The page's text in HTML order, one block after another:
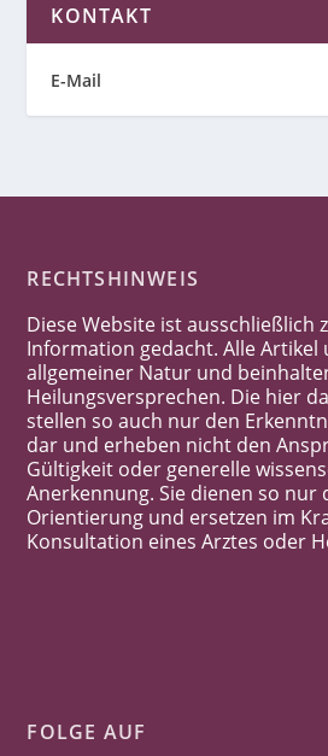
KONTAKT
E-Mail
RECHTSHINWEIS
Diese Website ist ausschließlich
Information gedacht. Alle Artikel
allgemeiner Natur und
Heilungsversprechen. Die hier
stellen so auch nur den
dar und erheben nicht den
Gültigkeit oder generelle
Anerkennung. Sie dienen so nur
Orientierung und ersetzen im
Konsultation eines Arztes oder
FOLGE AUF